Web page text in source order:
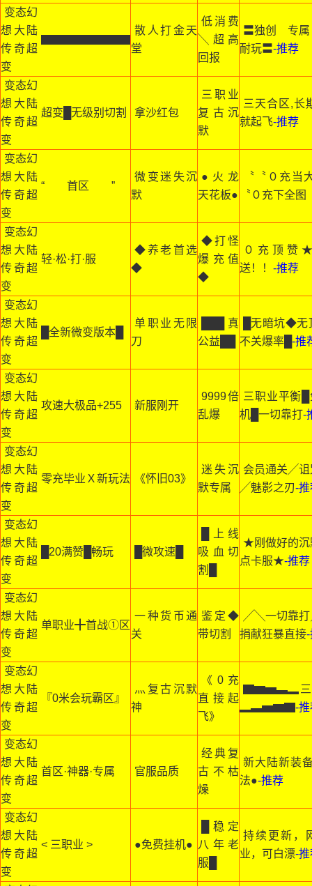
变态幻
想大陆
传奇超
变
散人打金天
堂
低消费
╲超高
回报
〓独创 专
耐玩〓-推荐
变态幻
想大陆
传奇超
变
超变█无级别切割 拿沙红包
三职业
复古沉
默
三天合区,长
就起飞-推荐
变态幻
想大陆
传奇超
变
“ 首区 ”
微变迷失沉
默
●火龙
天花板●
〝〝０充当
〝０充下全图
变态幻
想大陆
传奇超
变
轻·松·打·服
◆养老首选
◆
◆打怪
爆充值
◆
０充顶赞
送！！ -推荐
变态幻
想大陆
传奇超
变
█全新微变版本█
单职业无限
刀
███真
公益██
█无暗坑◆
不关爆率█ -推
变态幻
想大陆
传奇超
变
攻速大极品+255 新服刚开
9999倍
乱爆
三职业平衡
机█一切靠打-
变态幻
想大陆
传奇超
变
零充毕业Ｘ新玩法 《怀旧03》
迷失沉
默专属
会员通关╱
╱魅影之刃-推
变态幻
想大陆
传奇超
变
█20满赞█畅玩 █微攻速█
█上线
吸血切
割█
★刚做好的沉
点卡服★-推荐
变态幻
想大陆
传奇超
变
单职业╋首战①区
一种货币通
关
鉴定◆
带切割
╱╲一切靠
捐献狂暴直接-
变态幻
想大陆
传奇超
变
『0米会玩霸区』
灬复古沉默
神
《0充
直接起
飞》
▇▆▅▃▂三
▂▃▅▆▇ -推
变态幻
想大陆
传奇超
变
首区·神器·专属 官服品质
经典复
古不枯
燥
新大陆新装
法●-推荐
变态幻
想大陆
传奇超
变
< 三职业 > ●免费挂机●
█稳定
八年老
服█
持续更新，
业，可白漂-推